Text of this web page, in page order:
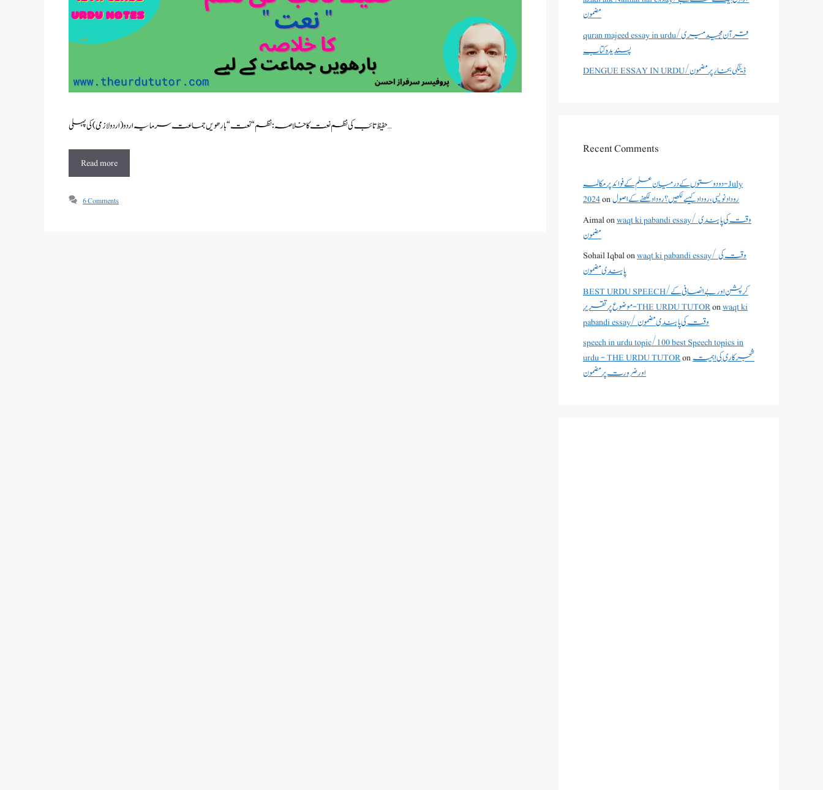
حفیظ تائب کی نظم نعت کا خلاصہ : نظم “نعت“ بارھویں جماعت سرمایہ اردو ( اردو لازمی ) کی پہلی …
Read more
6 Comments
مضمون
quran majeed essay in urdu/قرآن مجید میری
پسندیدہ کتاب
DENGUE ESSAY IN URDU/ڈینگی بخار پر مضمون
Recent Comments
دو دوستوں کے درمیان علم کے فوائد پر مکالمہ - July
2024onروداد نویسی ،روداد کیسے لکھیں؟ روداد لکھنے کے اصول
Aimalonwaqt ki pabandi essay/ وقت کی پابندی
مضمون
Sohail Iqbalonwaqt ki pabandi essay/ وقت کی
پابندی مضمون
BEST URDU SPEECH/کرپشن اور بے انصافی کے
موضوع پر تقریر - THE URDU TUTORonwaqt ki
pabandi essay/ وقت کی پابندی مضمون
speech in urdu topic/100 best Speech topics in
urdu - THE URDU TUTORonشجرکاری کی اہمیت
اور ضرورت پر مضمون